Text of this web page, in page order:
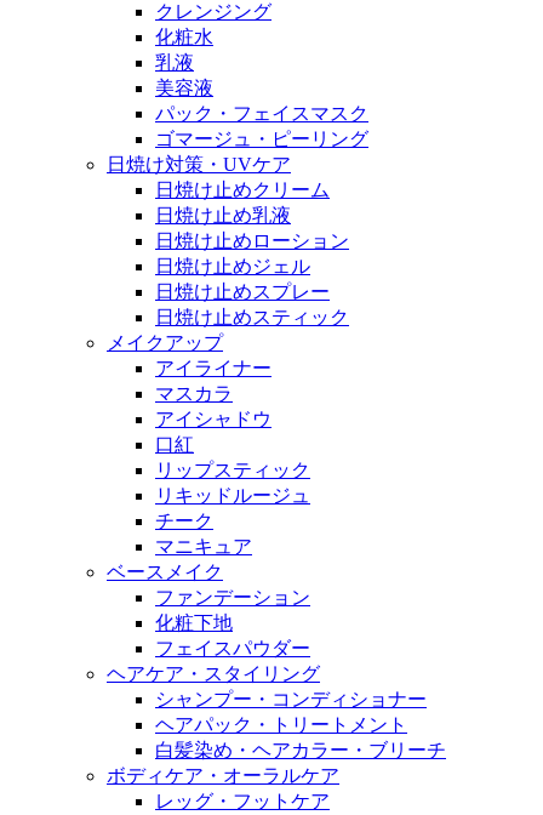
クレンジング
化粧水
乳液
美容液
パック・フェイスマスク
ゴマージュ・ピーリング
日焼け対策・UVケア
日焼け止めクリーム
日焼け止め乳液
日焼け止めローション
日焼け止めジェル
日焼け止めスプレー
日焼け止めスティック
メイクアップ
アイライナー
マスカラ
アイシャドウ
口紅
リップスティック
リキッドルージュ
チーク
マニキュア
ベースメイク
ファンデーション
化粧下地
フェイスパウダー
ヘアケア・スタイリング
シャンプー・コンディショナー
ヘアパック・トリートメント
白髪染め・ヘアカラー・ブリーチ
ボディケア・オーラルケア
レッグ・フットケア